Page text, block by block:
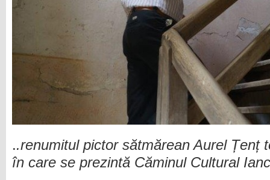
..renumitul pictor sătmărean Aurel Țenț
în care se prezintă Căminul Cultural